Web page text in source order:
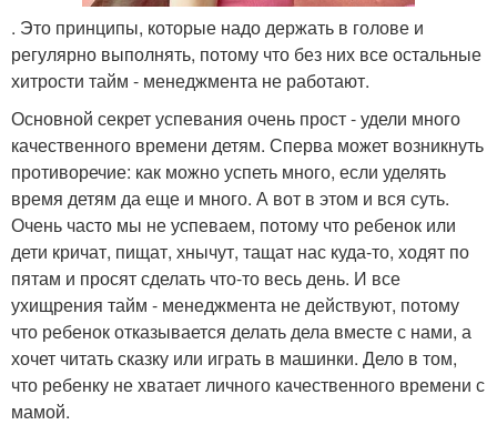
. Это принципы, которые надо держать в голове и
регулярно выполнять, потому что без них все остальные
хитрости тайм - менеджмента не работают.
Основной секрет успевания очень прост - удели много
качественного времени детям. Сперва может возникнуть
противоречие: как можно успеть много, если уделять
время детям да еще и много. А вот в этом и вся суть.
Очень часто мы не успеваем, потому что ребенок или
дети кричат, пищат, хнычут, тащат нас куда-то, ходят по
пятам и просят сделать что-то весь день. И все
ухищрения тайм - менеджмента не действуют, потому
что ребенок отказывается делать дела вместе с нами, а
хочет читать сказку или играть в машинки. Дело в том,
что ребенку не хватает личного качественного времени с
мамой.